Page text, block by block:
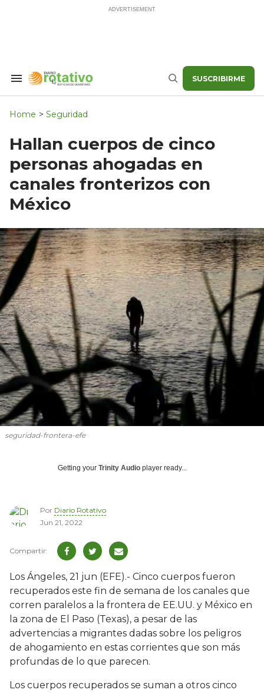
Search
Navigation
Buscar SUSCRIBIRME
Home > Seguridad
Hallan cuerpos de cinco
personas ahogadas en
canales fronterizos con
México
seguridad-frontera-efe
Getting your Trinity Audio player ready...
Por Diario Rotativo
Jun 21, 2022
Los Ángeles, 21 jun (EFE).- Cinco cuerpos fueron
recuperados este fin de semana de los canales que
corren paralelos a la frontera de EE.UU. y México en
la zona de El Paso (Texas), a pesar de las
advertencias a migrantes dadas sobre los peligros
de ahogamiento en estas corrientes que son más
profundas de lo que parecen.
Los cuerpos recuperados se suman a otros cinco